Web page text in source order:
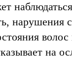
нарушения
волос
на